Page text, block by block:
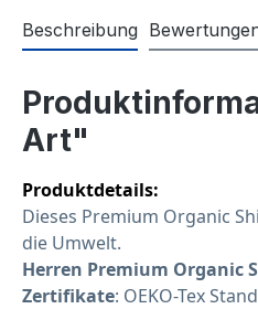
Beschreibung
Art"
Produktdetails:
Dieses Premium Organic
die Umwelt.
Herren Premium Organic
Zertifikate: OEKO-Tex